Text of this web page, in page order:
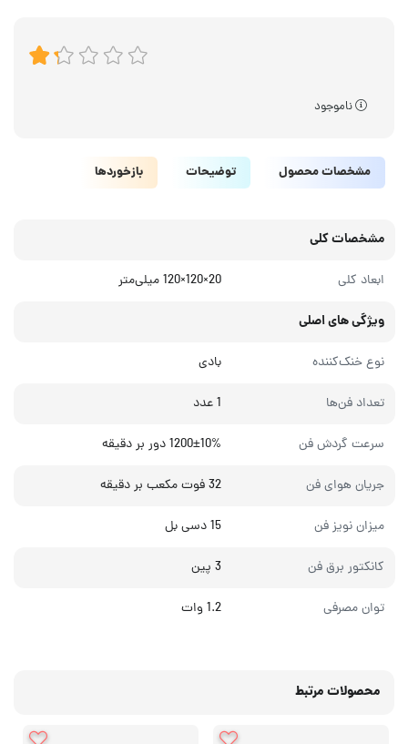
ناموجود
مشخصات محصول توضیحات بازخوردها
مشخصات کلی
ابعاد کلی 20×120×120 میلی‌متر
ویژگی های اصلی
نوع خنک‌کننده بادی
تعداد فن‌ها 1 عدد
سرعت گردش فن 1200±10% دور بر دقیقه
جریان هوای فن 32 فوت مکعب بر دقیقه
میزان نویز فن 15 دسی بل
کانکتور برق فن 3 پین
توان مصرفی 1.2 وات
محصولات مرتبط